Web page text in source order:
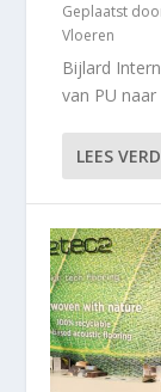
Geplaatst
Vloeren
Bijlard
van PU
LEES